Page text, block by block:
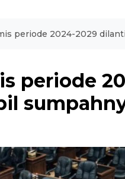
periode 2024-2029
periode